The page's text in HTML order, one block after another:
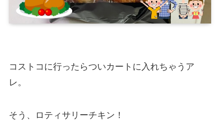
コストコに行ったらついカートに入れちゃうア
レ。
そう、ロティサリーチキン！